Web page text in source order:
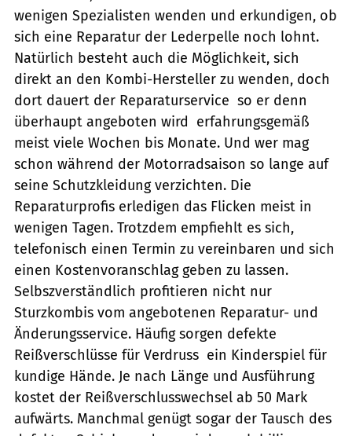
wenigen Spezialisten wenden und erkundigen, ob
sich eine Reparatur der Lederpelle noch lohnt.
Natürlich besteht auch die Möglichkeit, sich
direkt an den Kombi-Hersteller zu wenden, doch
dort dauert der Reparaturservice  so er denn
überhaupt angeboten wird  erfahrungsgemäß
meist viele Wochen bis Monate. Und wer mag
schon während der Motorradsaison so lange auf
seine Schutzkleidung verzichten. Die
Reparaturprofis erledigen das Flicken meist in
wenigen Tagen. Trotzdem empfiehlt es sich,
telefonisch einen Termin zu vereinbaren und sich
einen Kostenvoranschlag geben zu lassen.
Selbszverständlich profitieren nicht nur
Sturzkombis vom angebotenen Reparatur- und
Änderungsservice. Häufig sorgen defekte
Reißverschlüsse für Verdruss  ein Kinderspiel für
kundige Hände. Je nach Länge und Ausführung
kostet der Reißverschlusswechsel ab 50 Mark
aufwärts. Manchmal genügt sogar der Tausch des